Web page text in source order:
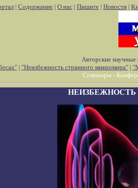
| Содержание | О нас | Пишите | Новости |
Авторские научные
| "Неизбежность странного микромира"|
Семинары -